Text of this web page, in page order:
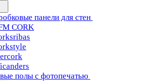
панели для стен
CORK
полы с фотопечатью